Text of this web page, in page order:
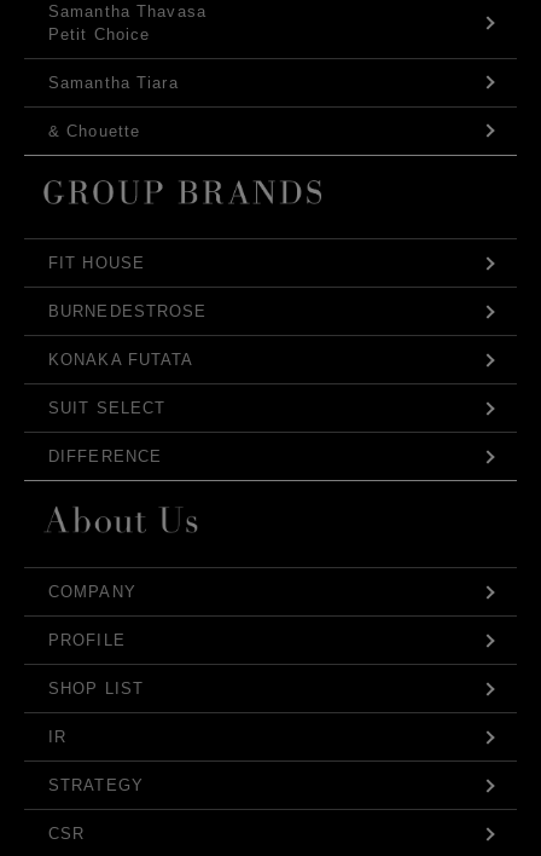
Samantha Thavasa
Petit Choice
Samantha Tiara
& Chouette
FIT HOUSE
BURNEDESTROSE
KONAKA FUTATA
SUIT SELECT
DIFFERENCE
COMPANY
PROFILE
SHOP LIST
IR
STRATEGY
CSR